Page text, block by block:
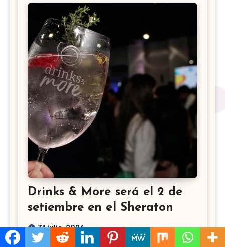
Drinks & More será el 2 de
setiembre en el Sheraton
31 julio, 2026